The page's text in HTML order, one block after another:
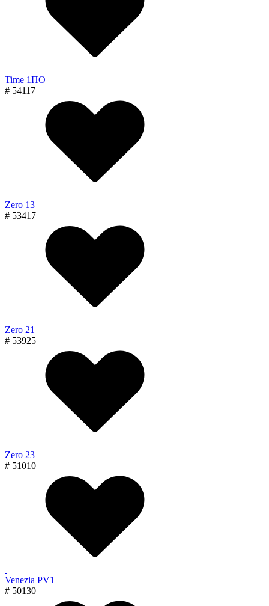
Time 1ПО
# 54117
Zero 13
# 53417
Zero 21
# 53925
Zero 23
# 51010
Venezia PV1
# 50130